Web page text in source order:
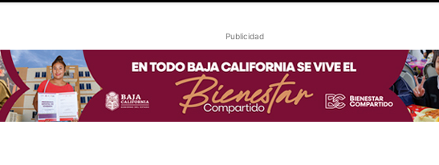
Publicidad